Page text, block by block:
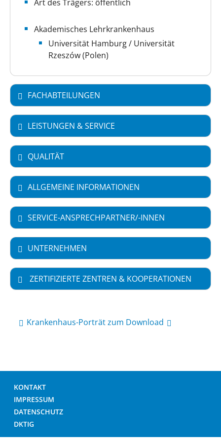
Art des Trägers: öffentlich
Akademisches Lehrkrankenhaus
Universität Hamburg / Universität
Rzeszów (Polen)
FACHABTEILUNGEN
LEISTUNGEN & SERVICE
QUALITÄT
ALLGEMEINE INFORMATIONEN
SERVICE-ANSPRECHPARTNER/-INNEN
UNTERNEHMEN
ZERTIFIZIERTE ZENTREN & KOOPERATIONEN
Krankenhaus-Porträt zum Download
KONTAKT
IMPRESSUM
DATENSCHUTZ
DKTIG